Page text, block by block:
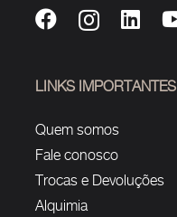
LINKS IMPORTANTES
Quem somos
Fale conosco
Trocas e Devoluções
Alquimia